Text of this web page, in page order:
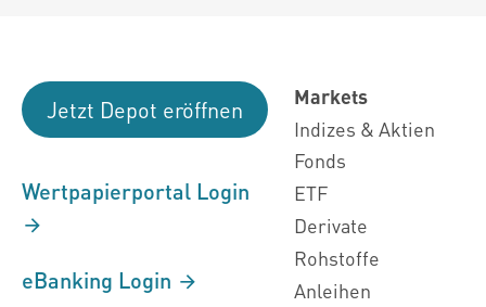
Jetzt Depot eröffnen
Wertpapierportal Login
eBanking Login
Markets
Indizes & Aktien
Fonds
ETF
Derivate
Rohstoffe
Anleihen